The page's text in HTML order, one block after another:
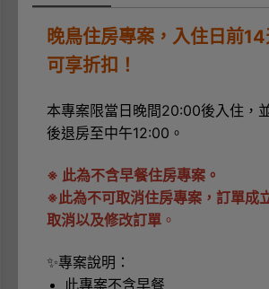
晚鳥住房專案，入住日前
可享折扣！
本專案限當日晚間20:00後入住，
後退房至中午12:00。
※ 此為不含早餐住房專案。
※此為不可取消住房專案，訂單成
取消以及修改訂單 。
✨專案說明：
此專案不含早餐